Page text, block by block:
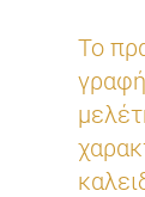
Το